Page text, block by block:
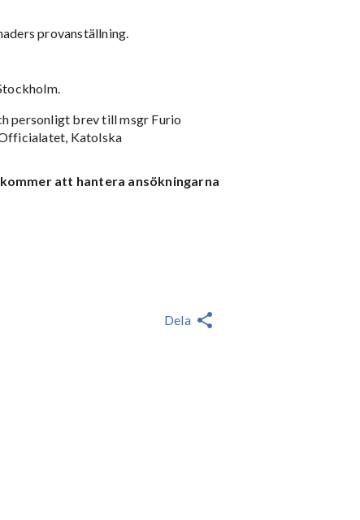
provanställning.
personligt brev till msgr Furio
Katolska
att hantera ansökningarna
Dela